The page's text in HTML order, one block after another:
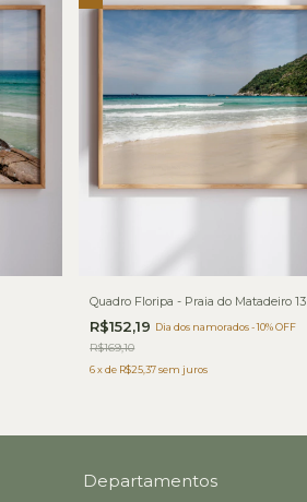
Quadro Floripa - Praia do Matadeiro 13
R$152,19 Dia dos namorados - 10% OFF
R$169,10
6 xde R$25,37 sem juros
Departamentos